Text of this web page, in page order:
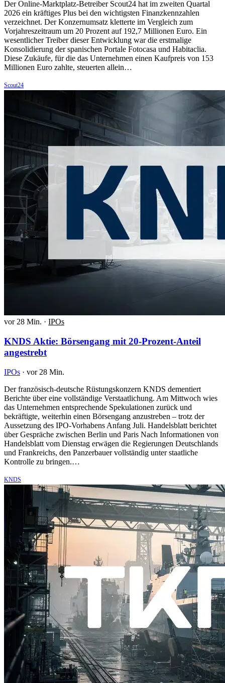
Der Online-Marktplatz-Betreiber Scout24 hat im zweiten Quartal
2026 ein kräftiges Plus bei den wichtigsten Finanzkennzahlen
verzeichnet. Der Konzernumsatz kletterte im Vergleich zum
Vorjahreszeitraum um 20 Prozent auf 192,7 Millionen Euro. Ein
wesentlicher Treiber dieser Entwicklung war die erstmalige
Konsolidierung der spanischen Portale Fotocasa und Habitaclia.
Diese Zukäufe, für die das Unternehmen einen Kaufpreis von 153
Millionen Euro zahlte, steuerten allein…
Scout24
vor 28 Min. · IPOs
KNDS Aktie: Börsengang mit 20-Prozent-Anteil
angestrebt
IPOs · vor 28 Min.
Der französisch-deutsche Rüstungskonzern KNDS dementiert
Berichte über eine vollständige Verstaatlichung. Am Mittwoch wies
das Unternehmen entsprechende Spekulationen zurück und
bekräftigte, weiterhin einen Börsengang anzustreben – trotz der
Aussetzung des IPO-Vorhabens Anfang Juli. Handelsblatt berichtet
über Gespräche zwischen Berlin und Paris Nach Informationen von
Handelsblatt vom Dienstag erwägen die Regierungen Deutschlands
und Frankreichs, den Panzerbauer vollständig unter staatliche
Kontrolle zu bringen.…
KNDS